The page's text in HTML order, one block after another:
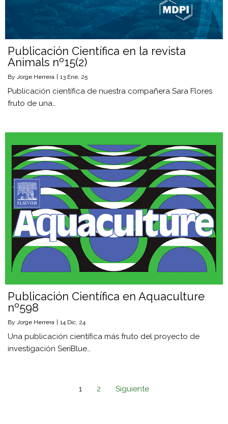
Publicación Científica en la revista
Animals nº15(2)
By Jorge Herrera | 13 Ene, 25
Publicación científica de nuestra compañera Sara Flores
fruto de una…
Publicación Científica en Aquaculture
nº598
By Jorge Herrera 14 Dic, 24
Una publicación científica más fruto del proyecto de
investigación SeriBlue…
1 2 Siguiente